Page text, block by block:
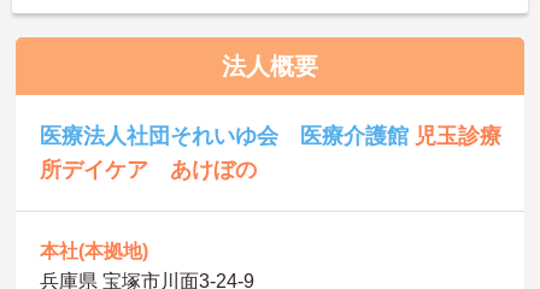
法人概要
医療法人社団それいゆ会 医療介護館 児玉診療
所デイケア あけぼの
本社(本拠地)
兵庫県 宝塚市川面3-24-9